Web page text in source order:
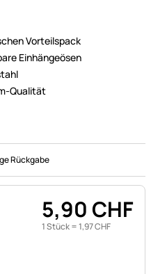
Vorteilspack
Einhängeösen
Qualität
Rückgabe
5,90 CHF
1 Stück =1,97CHF